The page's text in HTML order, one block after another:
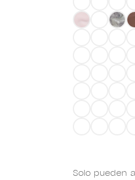
Solo pueden